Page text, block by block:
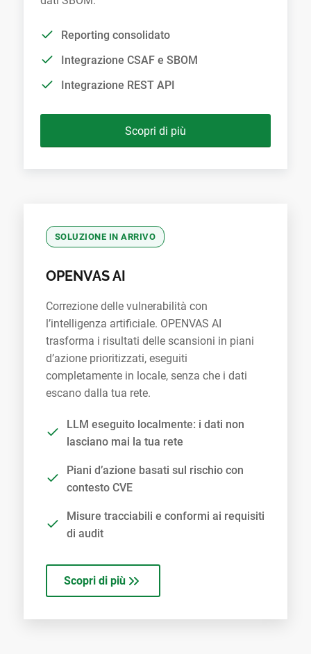
Reporting consolidato
Integrazione CSAF e SBOM
Integrazione REST API
Scopri di più
SOLUZIONE IN ARRIVO
OPENVAS AI
Correzione delle vulnerabilità con
l’intelligenza artificiale. OPENVAS AI
trasforma i risultati delle scansioni in piani
d’azione prioritizzati, eseguiti
completamente in locale, senza che i dati
escano dalla tua rete.
LLM eseguito localmente: i dati non
lasciano mai la tua rete
Piani d’azione basati sul rischio con
contesto CVE
Misure tracciabili e conformi ai requisiti
di audit
Scopri di più